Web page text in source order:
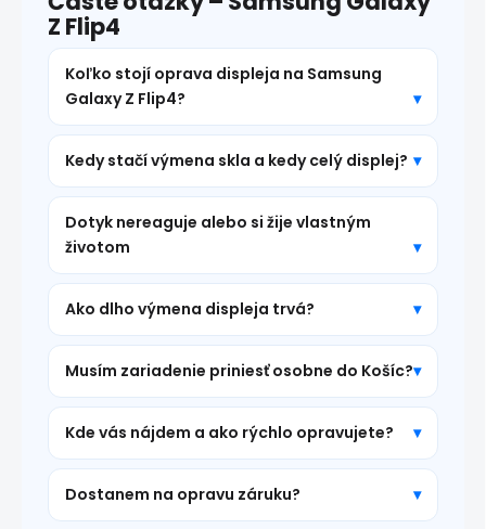
Z Flip4
Koľko stojí oprava displeja na Samsung
Galaxy Z Flip4?
Kedy stačí výmena skla a kedy celý displej?
Dotyk nereaguje alebo si žije vlastným
životom
Ako dlho výmena displeja trvá?
Musím zariadenie priniesť osobne do Košíc?
Kde vás nájdem a ako rýchlo opravujete?
Dostanem na opravu záruku?